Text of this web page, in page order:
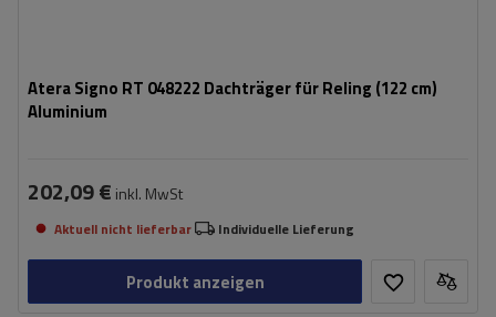
Atera Signo RT 048222 Dachträger für Reling (122 cm)
Aluminium
202,09 € inkl. MwSt
Aktuell nicht lieferbar Individuelle Lieferung
Produkt anzeigen